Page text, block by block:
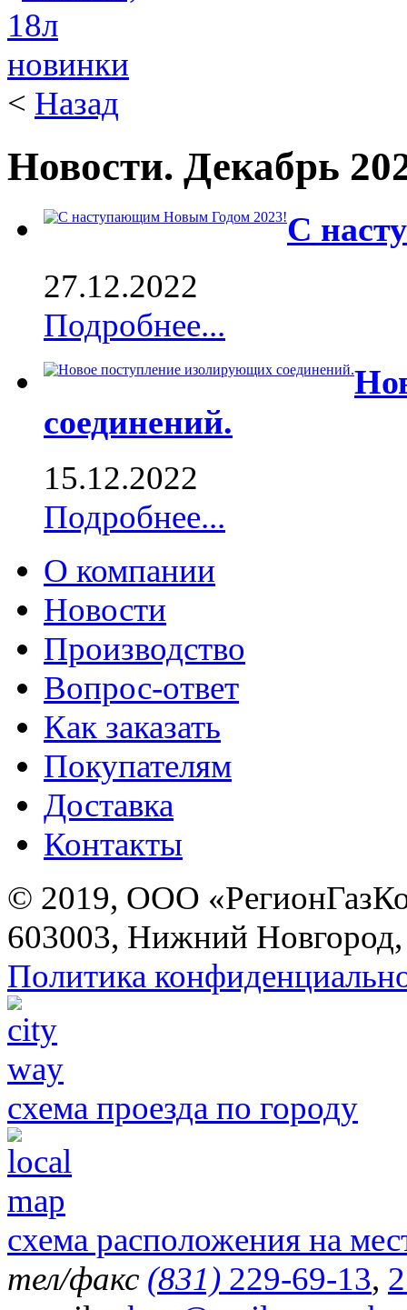
< Назад
Новости. Декабрь
С
27.12.2022
Подробнее...
соединений.
15.12.2022
Подробнее...
О компании
Новости
Производство
Вопрос-ответ
Как заказать
Покупателям
Доставка
Контакты
© 2019, ООО
603003, Нижний
Политика
схема проезда по городу
схема расположения на
тел/факс (831) 229-69-13,